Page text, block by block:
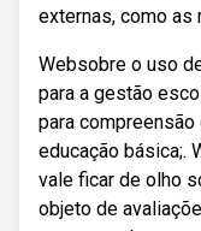
externas, como as
Websobre o uso
para a gestão
para compreensão
educação básica;.
vale ficar de olho
objeto de